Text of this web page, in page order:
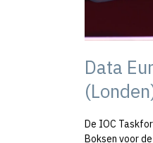
Data
De IOC
Boksen voor